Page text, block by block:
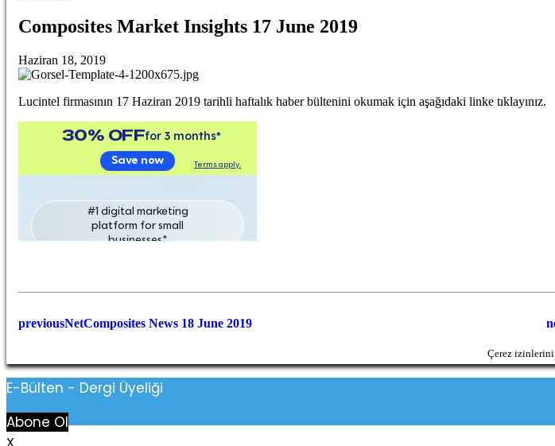
Composites Market Insights 17 June 2019
Haziran 18, 2019
Lucintel firmasının 17 Haziran 2019 tarihli haftalık haber bültenini okumak için aşağıdaki linke tıklayınız.
previousNetComposites News 18 June 2019
Çerez
E-Bülten - Dergi Üyeliği
Abone Ol